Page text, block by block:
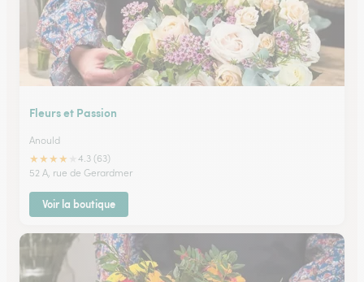
Fleurs et Passion
Anould
★★★★
4.3 (63)
52 A, rue de Gerardmer
Voir la boutique